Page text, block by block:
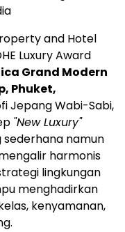
and Hotel
Luxury Award
Grand Modern
Phuket,
Jepang Wabi-Sabi,
"New Luxury"
namun
harmonis
lingkungan
menghadirkan
kenyamanan,